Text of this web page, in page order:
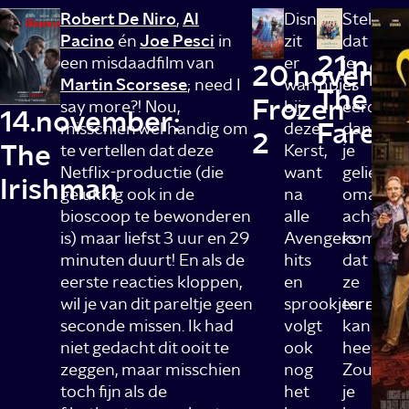
14.november:
The
Irishman
Robert De Niro,Al
Pacino énJoe Pesci in
een misdaadfilm van
Martin Scorsese; need I
say more?! Nou,
misschien wel handig om
te vertellen dat deze
Netflix-productie (die
gelukkig ook in de
bioscoop te bewonderen
is) maar liefst 3 uur en 29
minuten duurt! En als de
eerste reacties kloppen,
wil je van dit pareltje geen
seconde missen. Ik had
niet gedacht dit ooit te
zeggen, maar misschien
toch fijn als de
Frozen
2
Disney
zit
er
warmpjes
bij
deze
Kerst,
want
na
alle
Avengers-
hits
en
volgt
ook
nog
het
The
Stel
dat
je
er
eerder
dan
je
geliefde
oma
achter
komt
dat
ze
kanker
heeft?
Zou
je